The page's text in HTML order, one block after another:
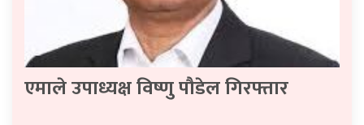
एमाले उपाध्यक्ष विष्णु पौडेल गिरफ्तार